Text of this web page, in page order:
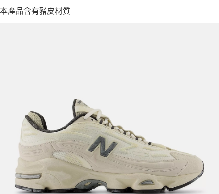
本產品含有豬皮材質